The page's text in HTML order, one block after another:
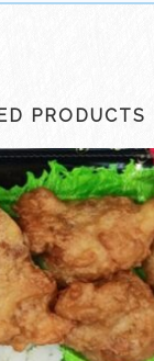
PRODUCTS